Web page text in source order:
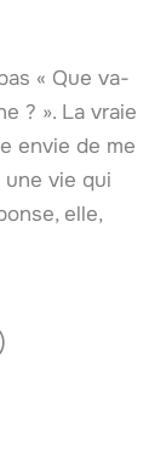
« Que va-
? ». La vraie
envie de me
vie qui
elle,